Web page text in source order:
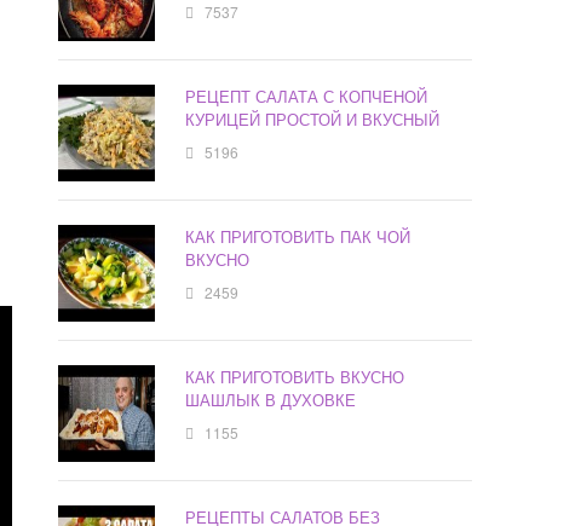
7537
РЕЦЕПТ САЛАТА С КОПЧЕНОЙ
КУРИЦЕЙ ПРОСТОЙ И ВКУСНЫЙ
5196
КАК ПРИГОТОВИТЬ ПАК ЧОЙ
ВКУСНО
2459
КАК ПРИГОТОВИТЬ ВКУСНО
ШАШЛЫК В ДУХОВКЕ
1155
РЕЦЕПТЫ САЛАТОВ БЕЗ